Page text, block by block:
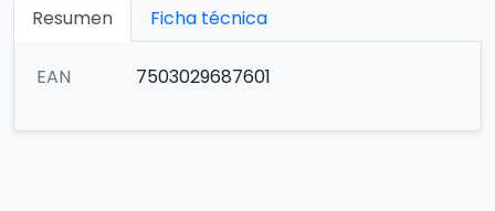
Resumen Ficha técnica
EAN 7503029687601